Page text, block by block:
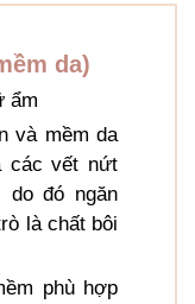
da)
ẩm
và mềm da
các vết nứt
do đó ngăn
là chất bôi
phù hợp